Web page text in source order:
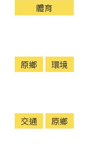
體育
原鄉 環境
交通 原鄉